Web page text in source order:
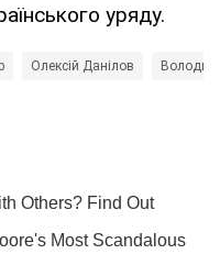
уряду.
Олексій Данілов